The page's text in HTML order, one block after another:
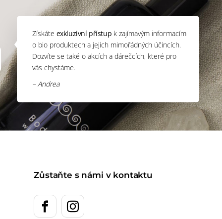
Získáte exkluzivní přístup k zajímavým informacím
o bio produktech a jejich mimořádných účincích.
Dozvíte se také o akcích a dárečcích, které pro
vás chystáme.
– Andrea
Zůstaňte s námi v kontaktu